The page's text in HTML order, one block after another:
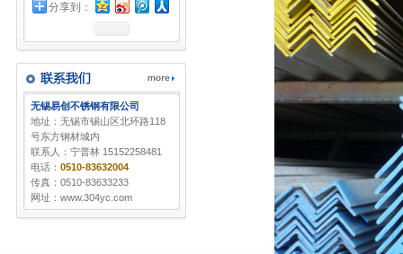
分享到：
无锡易创不锈钢有限公司
地址：无锡市锡山区北环路118
号东方钢材城内
联系人：宁普林 15152258481
电话： 0510-83632004
传真：0510-83633233
网址：www.304yc.com